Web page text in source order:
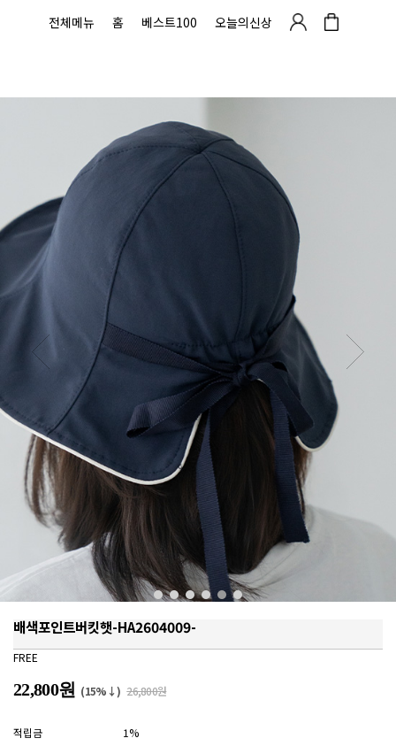
전체메뉴 홈 베스트100 오늘의신상
배색포인트버킷햇-HA2604009-
FREE
22,800원 (15%↓) 26,800원
적립금 1%